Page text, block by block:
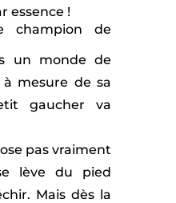
essence !
champion de
un monde de
mesure de sa
gaucher va
pas vraiment
lève du pied
Mais dès la